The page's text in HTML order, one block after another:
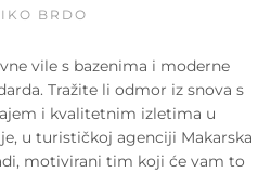
BRDO
vile s bazenima i moderne
Tražite li odmor iz snova s
i kvalitetnim izletima u
u turističkoj agenciji Makarska
motivirani tim koji će vam to